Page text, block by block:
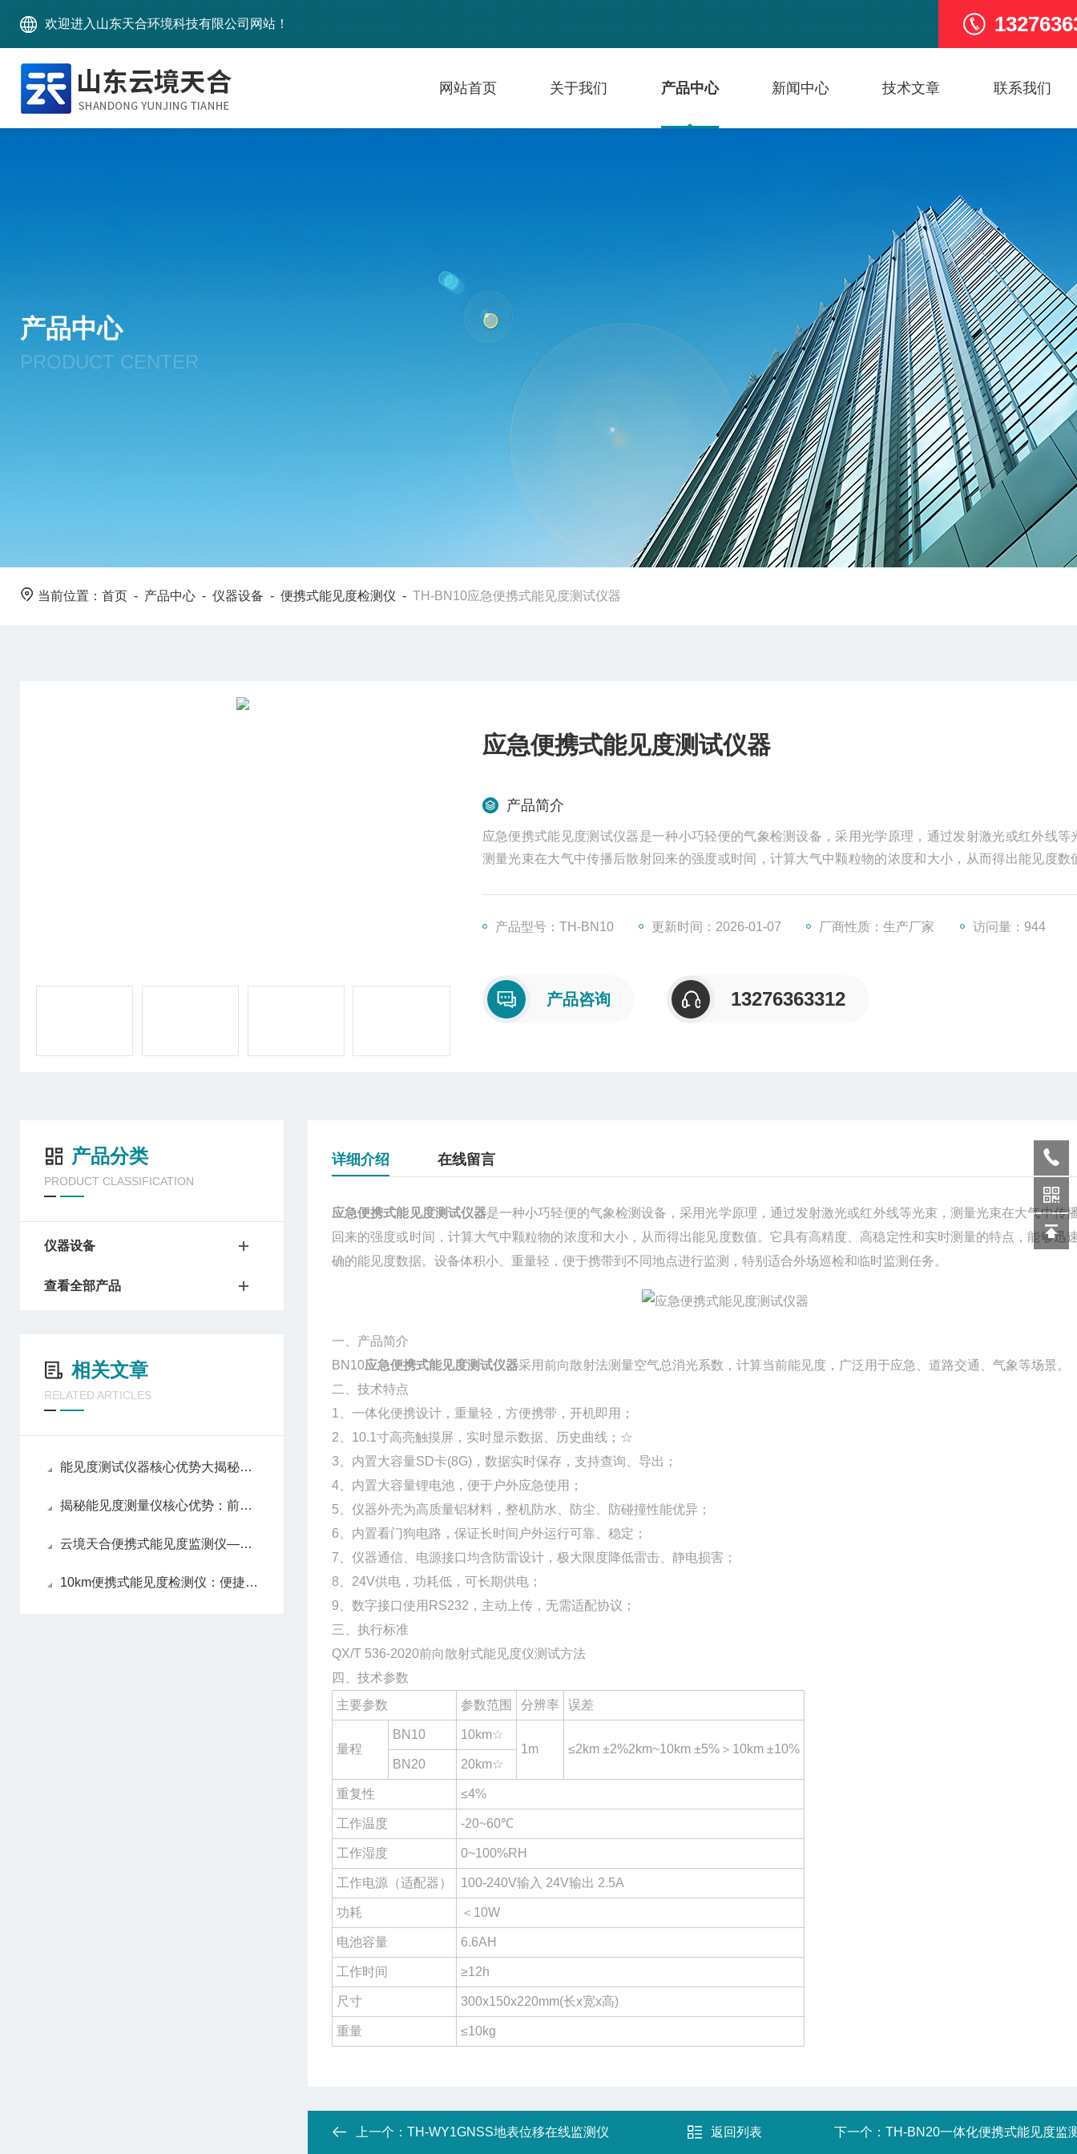
欢迎进入山东天合环境科技有限公司网站！
网站首页 关于我们 产品中心 新闻中心 技术文章 联系我们
产品中心
PRODUCT CENTER
当前位置： 首页 - 产品中心 - 仪器设备 - 便携式能见度检测仪 - TH-BN10应急便携式能见度测试仪器
应急便携式能见度测试仪器
产品简介
应急便携式能见度测试仪器是一种小巧轻便的气象检测设备，采用光学原理，通过发射激光或红外线等
测量光束在大气中传播后散射回来的强度或时间，计算大气中颗粒物的浓度和大小，从而得出能见度数
产品型号：TH-BN10
更新时间：2026-01-07 厂商性质：生产厂家 访问量：944
产品咨询 13276363312
产品分类
PRODUCT CLASSIFICATION
仪器设备
查看全部产品
相关文章
RELATED ARTICLES
能见度测试仪器核心优势大揭秘！全时段组网监测、高稳定性和智能化数据管控
揭秘能见度测量仪核心优势：前向散射原理、高灵敏度探测和全天候稳定运行
云境天合便携式能见度监测仪—生态敏感区域的能见度监测，保护生态环境
10km便携式能见度检测仪：便捷开启能见度检测工作，服务气象、交通等场景
详细介绍 在线留言
应急便携式能见度测试仪器是一种小巧轻便的气象检测设备，采用光学原理，通过发射激光或红外线等光束，测量光束在大气中传
回来的强度或时间，计算大气中颗粒物的浓度和大小，从而得出能见度数值。它具有高精度、高稳定性和实时测量的特点，能够迅
确的能见度数据。设备体积小、重量轻，便于携带到不同地点进行监测，特别适合外场巡检和临时监测任务。
一、产品简介
BN10应急便携式能见度测试仪器采用前向散射法测量空气总消光系数，计算当前能见度，广泛用于应急、道路交通、气象等场景。
二、技术特点
1、一体化便携设计，重量轻，方便携带，开机即用；
2、10.1寸高亮触摸屏，实时显示数据、历史曲线； ☆
3、内置大容量SD卡(8G)，数据实时保存，支持查询、导出；
4、内置大容量锂电池，便于户外应急使用；
5、仪器外壳为高质量铝材料，整机防水、防尘、防碰撞性能优异；
6、内置看门狗电路，保证长时间户外运行可靠、稳定；
7、仪器通信、电源接口均含防雷设计，极大限度降低雷击、静电损害；
8、24V供电，功耗低，可长期供电；
9、数字接口使用RS232，主动上传，无需适配协议；
三、执行标准
QX/T 536-2020前向散射式能见度仪测试方法
四、技术参数
主要参数
参数范围 分辨率 误差
量程
BN10
10km☆
1m
≤2km ±2%2km~10km ±5%＞10km ±10%
BN20
20km☆
重复性 ≤4%
工作温度 -20~60℃
工作湿度 0~100%RH
工作电源（适配器） 100-240V输入 24V输出 2.5A
功耗 ＜10W
电池容量 6.6AH
工作时间 ≥12h
尺寸 300x150x220mm(长x宽x高)
重量 ≤10kg
上一个： TH-WY1GNSS地表位移在线监测仪 返回列表 下一个： TH-BN20一体化便携式能见度监